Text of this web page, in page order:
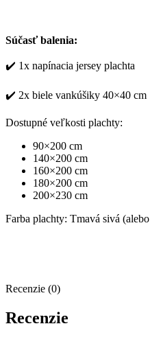
Súčasť balenia:
✔️ 1x napínacia jersey plachta
✔️ 2x biele vankúšiky 40×40 cm
Dostupné veľkosti plachty:
90×200 cm
140×200 cm
160×200 cm
180×200 cm
200×230 cm
Farba plachty: Tmavá sivá
Recenzie (0)
Recenzie